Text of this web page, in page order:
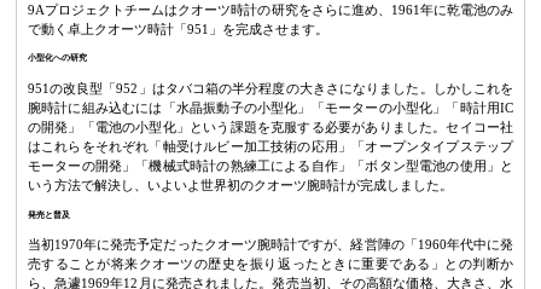
9Aプロジェクトチームはクオーツ時計の研究をさらに進め、1961年に乾電池のみ
で動く卓上クオーツ時計「951」を完成させます。
小型化への研究
951の改良型「952」はタバコ箱の半分程度の大きさになりました。しかしこれを
腕時計に組み込むには「水晶振動子の小型化」「モーターの小型化」「時計用IC
の開発」「電池の小型化」という課題を克服する必要がありました。セイコー社
はこれらをそれぞれ「軸受けルビー加工技術の応用」「オープンタイプステップ
モーターの開発」「機械式時計の熟練工による自作」「ボタン型電池の使用」と
いう方法で解決し、いよいよ世界初のクオーツ腕時計が完成しました。
発売と普及
当初1970年に発売予定だったクオーツ腕時計ですが、経営陣の「1960年代中に発
売することが将来クオーツの歴史を振り返ったときに重要である」との判断か
ら、急遽1969年12月に発売されました。発売当初、その高額な価格、大きさ、水